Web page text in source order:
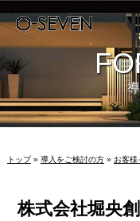
トップ» 導入をご検討の方» お客様
株式会社堀央